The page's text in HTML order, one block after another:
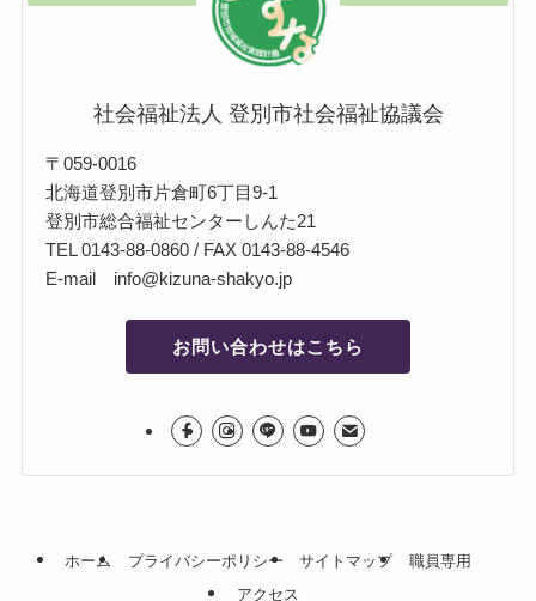
社会福祉法人 登別市社会福祉協議会
〒059-0016
北海道登別市片倉町6丁目9-1
登別市総合福祉センターしんた21
TEL 0143-88-0860 / FAX 0143-88-4546
E-mail info@kizuna-shakyo.jp
お問い合わせはこちら
ホーム プライバシーポリシー サイトマップ
職員専用
アクセス